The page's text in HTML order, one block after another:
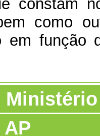
constam
como
em função
Ministério